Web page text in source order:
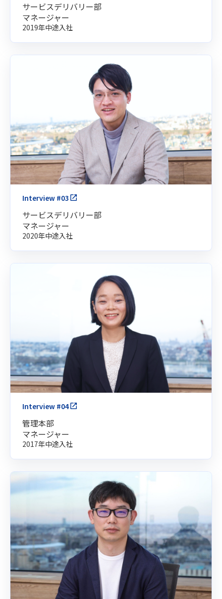
サービスデリバリー部
マネージャー
2019年中途入社
Interview #03
サービスデリバリー部
マネージャー
2020年中途入社
Interview #04
管理本部
マネージャー
2017年中途入社